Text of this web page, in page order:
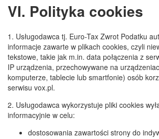
VI. Polityka cookies
1. Usługodawca tj. Euro-Tax Zwrot Podatku
informacje zawarte w plikach cookies, czyli
tekstowe, takie jak m.in. data połączenia z
IP urządzenia, przechowywane na
komputerze, tablecie lub smartfonie) osób
serwisu vox.pl.
2. Usługodawca wykorzystuje pliki cookies
informacyjnie w celu:
dostosowania zawartości strony do